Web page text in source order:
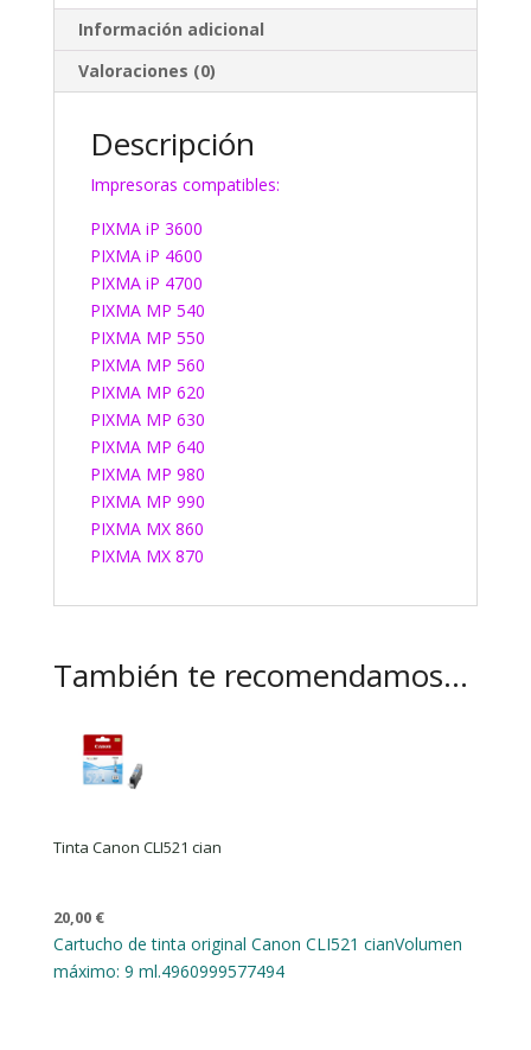
Información adicional
Valoraciones (0)
Descripción
Impresoras compatibles:
PIXMA iP 3600
PIXMA iP 4600
PIXMA iP 4700
PIXMA MP 540
PIXMA MP 550
PIXMA MP 560
PIXMA MP 620
PIXMA MP 630
PIXMA MP 640
PIXMA MP 980
PIXMA MP 990
PIXMA MX 860
PIXMA MX 870
También te recomendamos…
Tinta Canon CLI521 cian
20,00 €
Cartucho de tinta original Canon CLI521 cianVolumen
máximo: 9 ml.4960999577494